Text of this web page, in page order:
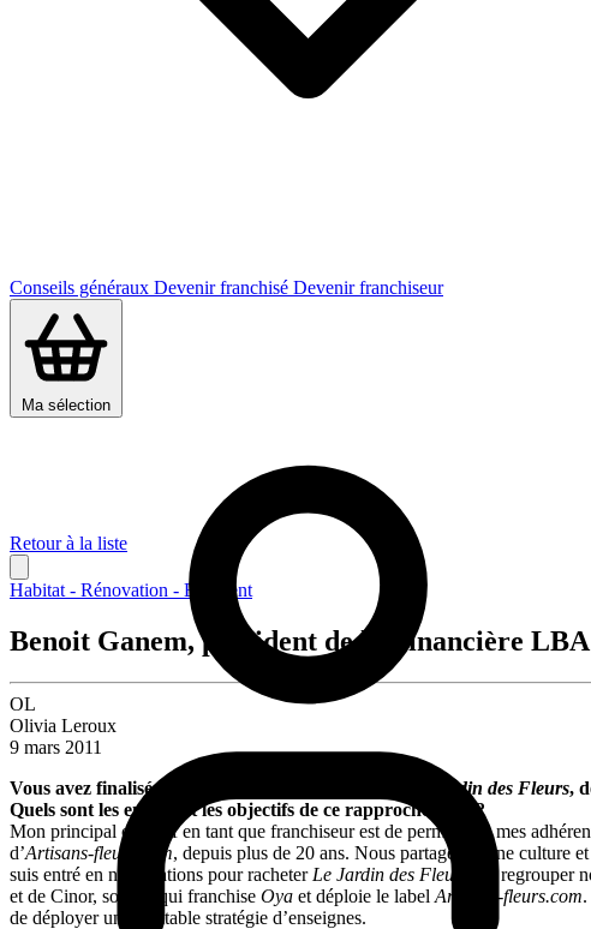
Conseils généraux Devenir franchisé Devenir franchiseur
Ma sélection
Retour à la liste
Habitat - Rénovation - Bâtiment
Benoit Ganem, président de la Financière LBA
OL
Olivia Leroux
9 mars 2011
Vous avez finalisé, la semaine dernière, le rachat du
Jardin des Fleurs,
Quels sont les enjeux et les objectifs de ce rapprochement ?
Mon principal objectif en tant que franchiseur est de permettre à mes
d’Artisans-fleurs.com, depuis plus de 20 ans. Nous partageons une culture
suis entré en négociations pour racheter Le Jardin des Fleurs , de
et de Cinor, société qui franchise Oya et déploie le label Artisans-fleurs.com
de déployer une véritable stratégie d’enseignes.